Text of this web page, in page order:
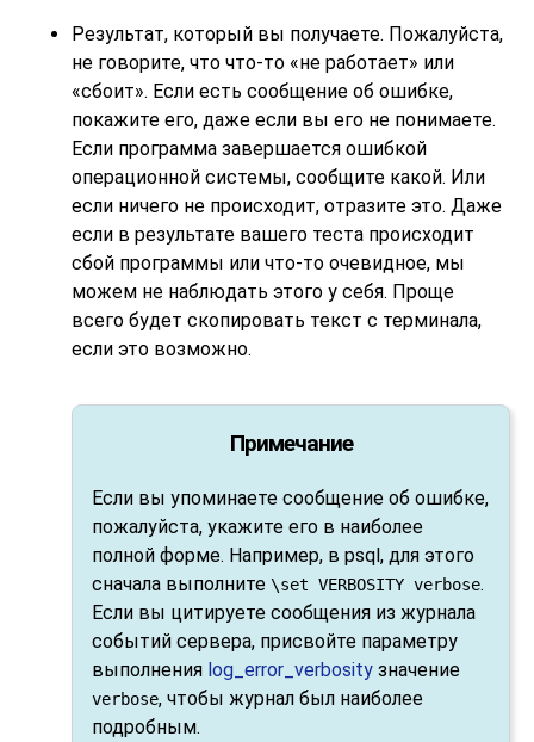
Результат, который вы получаете. Пожалуйста,
не говорите, что что-то «не работает» или
«сбоит». Если есть сообщение об ошибке,
покажите его, даже если вы его не понимаете.
Если программа завершается ошибкой
операционной системы, сообщите какой. Или
если ничего не происходит, отразите это. Даже
если в результате вашего теста происходит
сбой программы или что-то очевидное, мы
можем не наблюдать этого у себя. Проще
всего будет скопировать текст с терминала,
если это возможно.
Примечание
Если вы упоминаете сообщение об ошибке,
пожалуйста, укажите его в наиболее
полной форме. Например, в psql , для этого
сначала выполните \set VERBOSITY verbose.
Если вы цитируете сообщения из журнала
событий сервера, присвойте параметру
выполнения log_error_verbosity значение
verbose, чтобы журнал был наиболее
подробным.